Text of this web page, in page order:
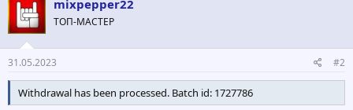
mixpepper22
ТОП-МАСТЕР
31.05.2023 #2
Withdrawal has been processed. Batch id: 1727786